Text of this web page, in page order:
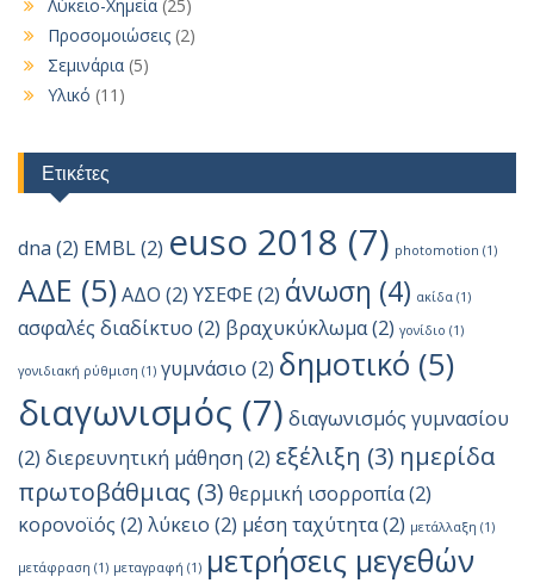
Λύκειο-Χημεία (25)
Προσομοιώσεις (2)
Σεμινάρια (5)
Υλικό (11)
Ετικέτες
dna (2) EMBL(2) euso 2018 (7) photomotion (1)
ΑΔΕ (5)ΑΔΟ (2) ΥΣΕΦΕ(2) άνωση (4) ακίδα (1)
ασφαλές διαδίκτυο (2) βραχυκύκλωμα(2) γονίδιο (1)
γονιδιακή ρύθμιση (1) γυμνάσιο (2) δημοτικό (5)
διαγωνισμός (7) διαγωνισμός γυμνασίου
(2) διερευνητική μάθηση (2) εξέλιξη (3) ημερίδα
πρωτοβάθμιας (3) θερμική ισορροπία(2)
κορονοϊός (2) λύκειο (2) μέση ταχύτητα(2) μετάλλαξη (1)
μετάφραση (1) μεταγραφή (1) μετρήσεις μεγεθών